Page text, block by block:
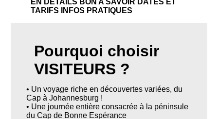
EN DETAILS BON A SAVOIR DATES ET
TARIFS
INFOS PRATIQUES
Pourquoi choisir
VISITEURS ?
• Un voyage riche en découvertes variées, du
Cap à Johannesburg !
• Une journée entière consacrée à la péninsule
du Cap de Bonne Espérance